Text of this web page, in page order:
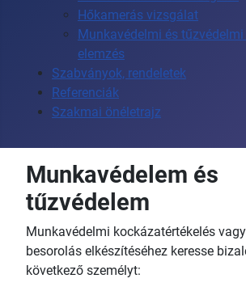
Hőkamerás vizsgálat
Munkavédelmi és
elemzés
Szabványok, rendeletek
Referenciák
Szakmai önéletrajz
Munkavédelem és
tűzvédelem
Munkavédelmi kockázatértékelés
besorolás elkészítéséhez keresse
következő személyt: